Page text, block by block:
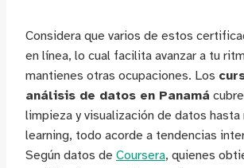
Considera que varios de estos
en línea, lo cual facilita avanzar a tu
mantienes otras ocupaciones. Los
análisis de datos en Panamá
limpieza y visualización de datos hasta
learning, todo acorde a tendencias
Según datos de Coursera, quienes